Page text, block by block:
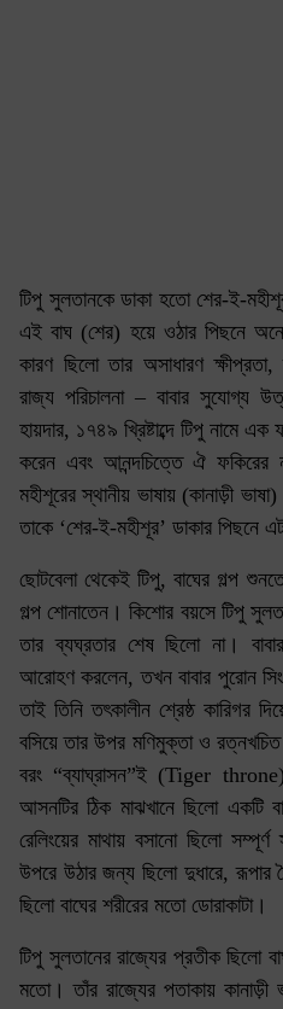
টিপু সুলতানকে ডাকা হতো শের-ই-
এই বাঘ (শের) হয়ে ওঠার পিছনে
কারণ ছিলো তার অসাধারণ
রাজ্য পরিচালনা – বাবার সুযোগ্য
হায়দার, ১৭৪৯ খ্রিষ্টাব্দে টিপু নামে
করেন এবং আনন্দচিত্তে ঐ ফকিরের
মহীশূরের স্থানীয় ভাষায় (কানাড়ী
তাকে ‘শের-ই-মহীশূর’ ডাকার পিছনে
ছোটবেলা থেকেই টিপু, বাঘের গল্প
গল্প শোনাতেন। কিশোর বয়সে টিপু
তার ব্যঘ্রতার শেষ ছিলো না।
আরোহণ করলেন, তখন বাবার পুরোন
তাই তিনি তৎকালীন শ্রেষ্ঠ কারিগর
বসিয়ে তার উপর মণিমুক্তা ও রত্নখচিত
বরং “ব্যাঘ্রাসন”ই (Tiger
আসনটির ঠিক মাঝখানে ছিলো একটি
রেলিংয়ের মাথায় বসানো ছিলো
উপরে উঠার জন্য ছিলো দুধারে, রূপার
ছিলো বাঘের শরীরের মতো ডোরাকাটা।
টিপু সুলতানের রাজ্যের প্রতীক ছিলো
মতো। তাঁর রাজ্যের পতাকায় কানাড়ী